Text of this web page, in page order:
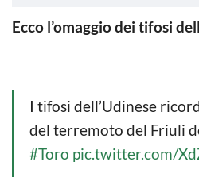
Ecco l’omaggio dei tifosi
I tifosi dell’Udinese
del terremoto del Friuli
#Toro pic.twitter.com/